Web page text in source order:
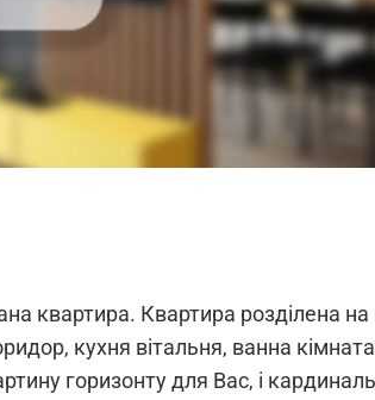
квартира. Квартира розділена
кухня вітальня, ванна
горизонту для Вас, і